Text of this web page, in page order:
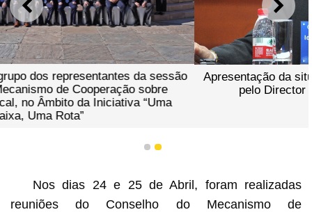
ANTERIOR
Apresentação da situação da Academia Fiscal de Macau
pelo Director de Serviços Iong Kong Leong
1 2
Nos dias 24 e 25 de Abril, foram realizadas
reuniões do Conselho do Mecanismo de